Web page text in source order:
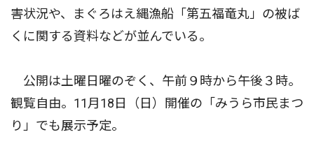
害状況や、まぐろはえ縄漁船「第五福竜丸」の被ば
くに関する資料などが並んでいる。
公開は土曜日曜のぞく、午前９時から午後３時。
観覧自由。11月18日（日）開催の「みうら市民まつ
り」でも展示予定。